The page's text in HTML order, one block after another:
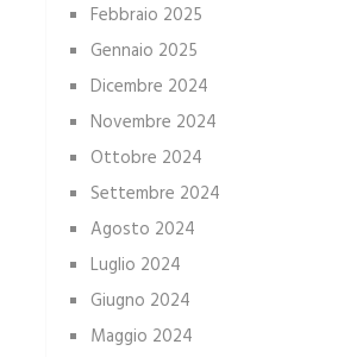
Febbraio 2025
Gennaio 2025
Dicembre 2024
Novembre 2024
Ottobre 2024
Settembre 2024
Agosto 2024
Luglio 2024
Giugno 2024
Maggio 2024